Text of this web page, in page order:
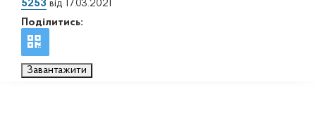
5253 від 17.03.2021
Поділитись:
Завантажити